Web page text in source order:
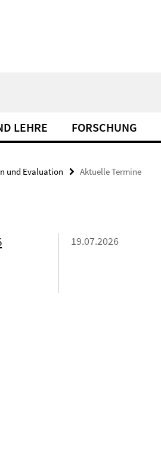
LEHRE FORSCHUNG
und Evaluation Aktuelle Termine
19.07.2026